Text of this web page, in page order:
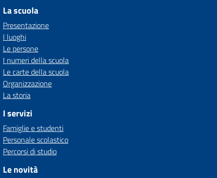
La scuola
Presentazione
I luoghi
Le persone
I numeri della scuola
Le carte della scuola
Organizzazione
La storia
I servizi
Famiglie e studenti
Personale scolastico
Percorsi di studio
Le novità